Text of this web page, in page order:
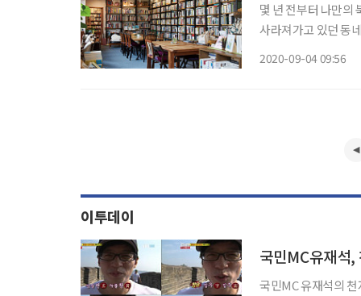
몇 년 전부터 나만의
사라져가고 있던 동
2020-09-04 09:56
이투데이
국민MC유재석,
국민MC 유재석의 천자문 실력